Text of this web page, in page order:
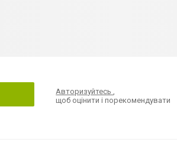
Авторизуйтесь,
щоб оцінити і порекомендувати